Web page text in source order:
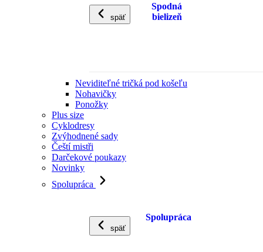
späť
Spodná
bielizeň
Neviditeľné tričká pod košeľu
Nohavičky
Ponožky
Plus size
Cyklodresy
Zvýhodnené sady
Čeští mistři
Darčekové poukazy
Novinky
Spolupráca
späť
Spolupráca